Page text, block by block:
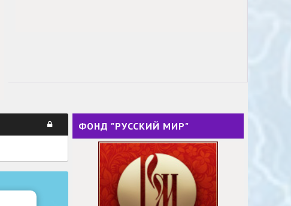
ФОНД "РУССКИЙ МИР"